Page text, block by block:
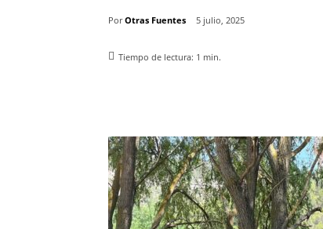
Por Otras Fuentes 5 julio, 2025
Tiempo de lectura: 1 min.